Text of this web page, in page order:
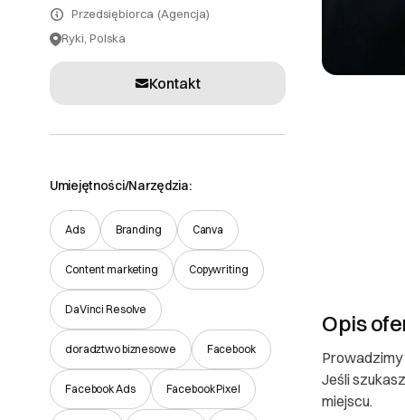
Przedsiębiorca (Agencja)
Ryki, Polska
Kontakt
Umiejętności/Narzędzia:
Ads Branding Canva
Content marketing Copywriting
DaVinci Resolve
doradztwo biznesowe Facebook
Facebook Ads Facebook Pixel
Opis
Prowadzimy
Jeśli
miejscu.